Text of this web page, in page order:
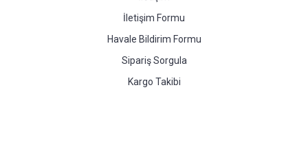
İletişim Formu
Havale Bildirim Formu
Sipariş Sorgula
Kargo Takibi